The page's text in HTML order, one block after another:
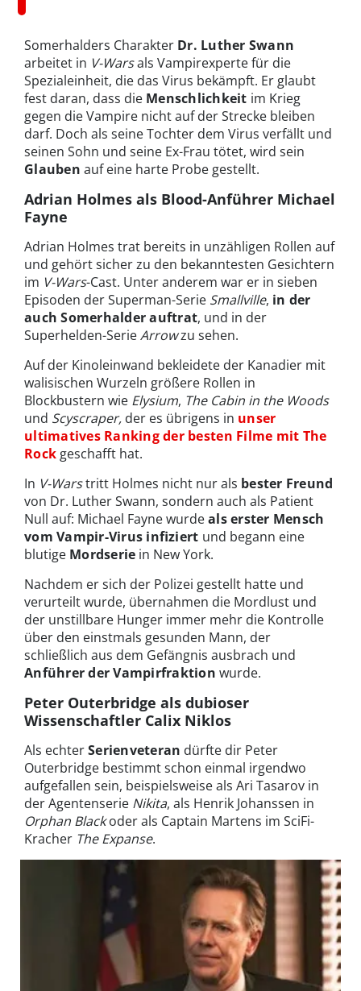
Somerhalders Charakter Dr. Luther Swann
arbeitet in V-Warsals Vampirexperte für die
Spezialeinheit, die das Virus bekämpft. Er glaubt
fest daran, dass die Menschlichkeit im Krieg
gegen die Vampire nicht auf der Strecke bleiben
darf. Doch als seine Tochter dem Virus verfällt und
seinen Sohn und seine Ex-Frau tötet, wird sein
Glauben auf eine harte Probe gestellt.
Adrian Holmes als Blood-Anführer Michael
Fayne
Adrian Holmes trat bereits in unzähligen Rollen auf
und gehört sicher zu den bekanntesten Gesichtern
im V-Wars-Cast. Unter anderem war er in sieben
Episoden der Superman-Serie Smallville, in der
auch Somerhalder auftrat, und in der
Superhelden-SerieArrowzu sehen.
Auf der Kinoleinwand bekleidete der Kanadier mit
walisischen Wurzeln größere Rollen in
Blockbustern wie Elysium, The Cabin in the Woods
und Scyscraper, der es übrigens in unser
ultimatives Ranking der besten Filme mit The
Rock geschafft hat.
In V-Warstritt Holmes nicht nur als bester Freund
von Dr. Luther Swann, sondern auch als Patient
Null auf: Michael Fayne wurdeals erster Mensch
vom Vampir-Virus infiziert und begann eine
blutige Mordserie in New York.
Nachdem er sich der Polizei gestellt hatte und
verurteilt wurde, übernahmen die Mordlust und
der unstillbare Hunger immer mehr die Kontrolle
über den einstmals gesunden Mann, der
schließlich aus dem Gefängnis ausbrach und
Anführer der Vampirfraktion wurde.
Peter Outerbridge als dubioser
Wissenschaftler Calix Niklos
Als echterSerienveteran dürfte dir Peter
Outerbridge bestimmt schon einmal irgendwo
aufgefallen sein, beispielsweise als Ari Tasarov in
der Agentenserie Nikita, als Henrik Johanssen in
Orphan Blackoder als Captain Martens im SciFi-
Kracher The Expanse.